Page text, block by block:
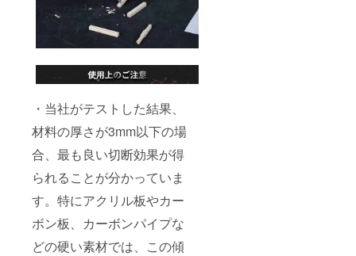
・当社がテストした結果、
材料の厚さが3mm以下の場
合、最も良い切断効果が得
られることが分かっていま
す。特にアクリル板やカー
ボン板、カーボンパイプな
どの硬い素材では、この傾